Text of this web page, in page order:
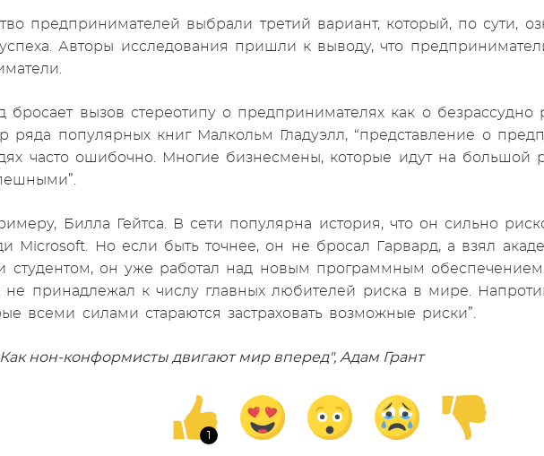
предпринимателей выбрали третий вариант, который, по сути,
успеха. Авторы исследования пришли к выводу, что
бросает вызов стереотипу о предпринимателях как о
ряда популярных книг Малкольм Гладуэлл, “представление о
часто ошибочно. Многие бизнесмены, которые идут на большой
Билла Гейтса. В сети популярна история, что он сильно
Microsoft. Но если быть точнее, он не бросал Гарвард, а взял
студентом, он уже работал над новым программным
не принадлежал к числу главных любителей риска в мире.
всеми силами стараются застраховать возможные риски”.
нон-конформисты двигают мир вперед", Адам Грант